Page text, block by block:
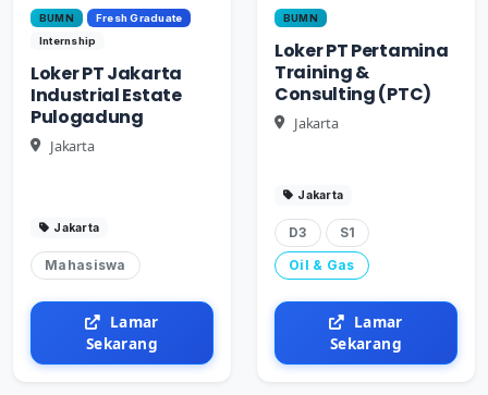
BUMN
Fresh Graduate
Internship
Loker PT Jakarta
Industrial Estate
Pulogadung
Jakarta
Jakarta
Mahasiswa
Lamar
Sekarang
BUMN
Loker PT Pertamina
Training &
Consulting (PTC)
Jakarta
Jakarta
D3
S1
Oil & Gas
Lamar
Sekarang